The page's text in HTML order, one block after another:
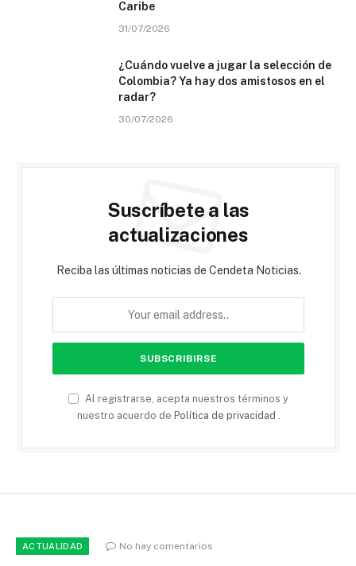
Caribe
31/07/2026
¿Cuándo vuelve a jugar la selección de
Colombia? Ya hay dos amistosos en el
radar?
30/07/2026
Suscríbete a las
actualizaciones
Reciba las últimas noticias de Cendeta Noticias.
Al registrarse, acepta nuestros términos y
nuestro acuerdo de Política de privacidad
ACTUALIDAD No hay comentarios